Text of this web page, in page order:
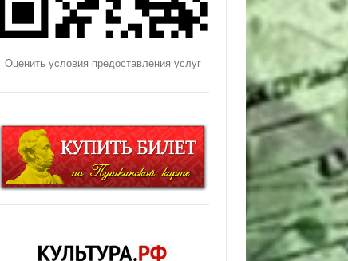
Оценить условия предоставления услуг